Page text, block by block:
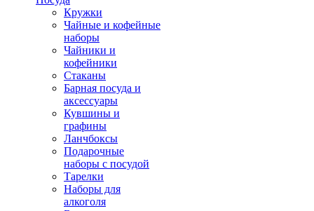
Кружки
Чайные и кофейные
наборы
Чайники и
кофейники
Стаканы
Барная посуда и
аксессуары
Кувшины и
графины
Ланчбоксы
Подарочные
наборы с посудой
Тарелки
Наборы для
алкоголя